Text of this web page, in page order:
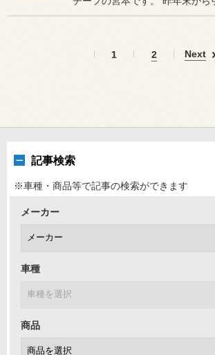
1 2 Next
記事検索
※車種・商品等で記事の検索ができます
メーカー
車種
商品